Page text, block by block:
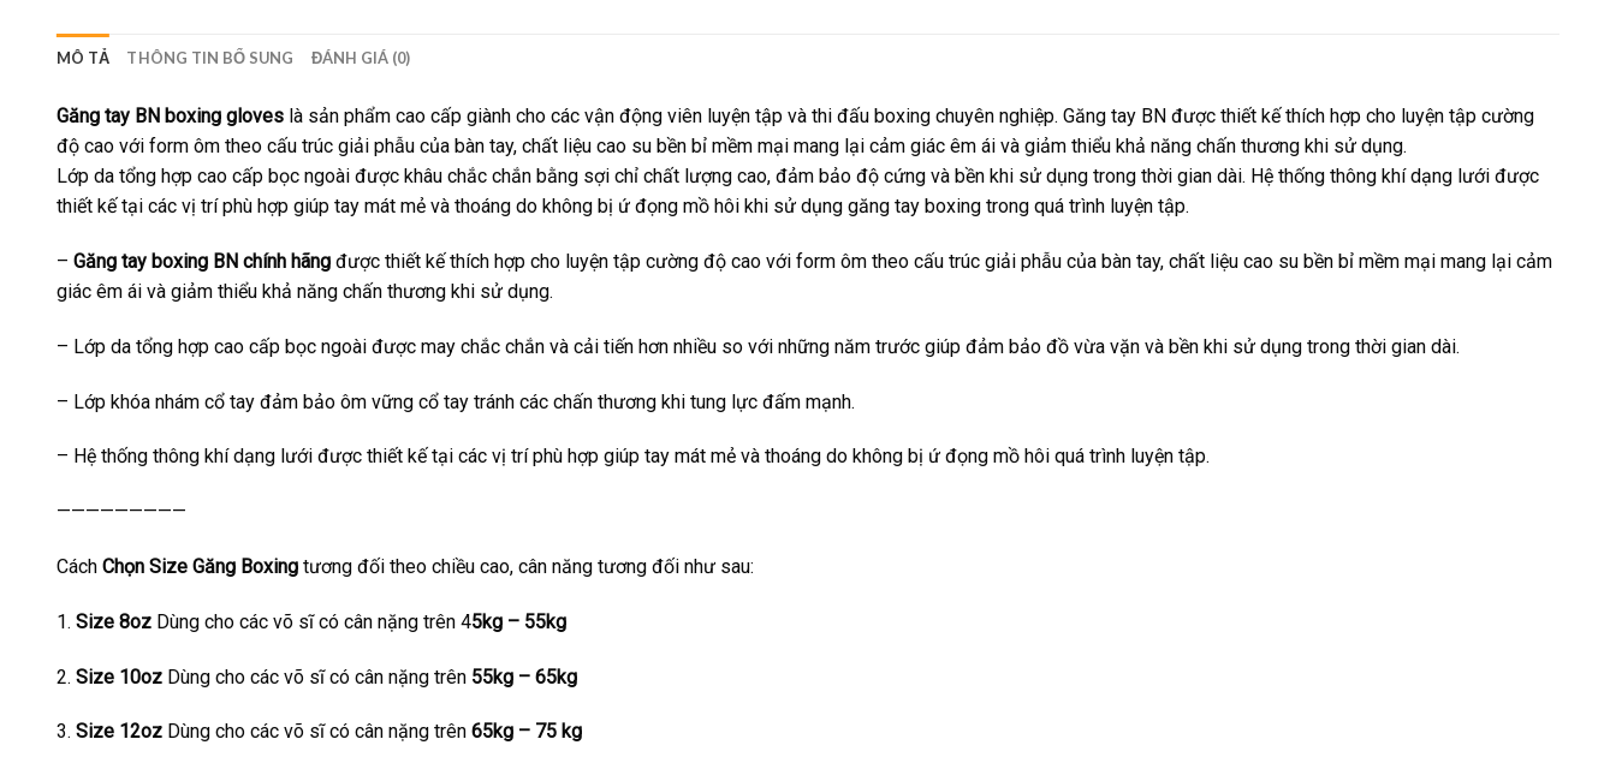
MÔ TẢ THÔNG TIN BỔ SUNG ĐÁNH GIÁ (0)
Găng tay BN boxing gloves là sản phẩm cao cấp giành cho các vận động viên luyện tập và thi đấu boxing chuyên nghiệp. Găng tay BN được thiết kế thích hợp cho luyện tập cường
độ cao với form ôm theo cấu trúc giải phẫu của bàn tay, chất liệu cao su bền bỉ mềm mại mang lại cảm giác êm ái và giảm thiểu khả năng chấn thương khi sử dụng.
Lớp da tổng hợp cao cấp bọc ngoài được khâu chắc chắn bằng sợi chỉ chất lượng cao, đảm bảo độ cứng và bền khi sử dụng trong thời gian dài. Hệ thống thông khí dạng lưới được
thiết kế tại các vị trí phù hợp giúp tay mát mẻ và thoáng do không bị ứ đọng mồ hôi khi sử dụng găng tay boxing trong quá trình luyện tập.
– Găng tay boxing BN chính hãng được thiết kế thích hợp cho luyện tập cường độ cao với form ôm theo cấu trúc giải phẫu của bàn tay, chất liệu cao su bền bỉ mềm mại mang lại cảm
giác êm ái và giảm thiểu khả năng chấn thương khi sử dụng.
– Lớp da tổng hợp cao cấp bọc ngoài được may chắc chắn và cải tiến hơn nhiều so với những năm trước giúp đảm bảo đồ vừa vặn và bền khi sử dụng trong thời gian dài.
– Lớp khóa nhám cổ tay đảm bảo ôm vững cổ tay tránh các chấn thương khi tung lực đấm mạnh.
– Hệ thống thông khí dạng lưới được thiết kế tại các vị trí phù hợp giúp tay mát mẻ và thoáng do không bị ứ đọng mồ hôi quá trình luyện tập.
—————————
Cách Chọn Size Găng Boxing tương đối theo chiều cao, cân năng tương đối như sau:
1. Size 8oz Dùng cho các võ sĩ có cân nặng trên 45kg – 55kg
2. Size 10oz Dùng cho các võ sĩ có cân nặng trên 55kg – 65kg
3. Size 12oz Dùng cho các võ sĩ có cân nặng trên 65kg – 75 kg